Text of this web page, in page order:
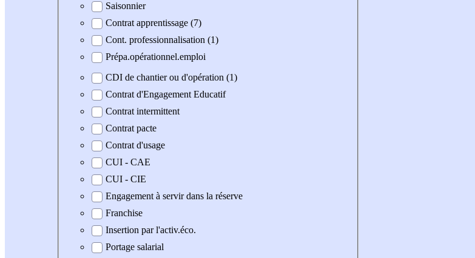
Saisonnier
Contrat apprentissage (7)
Cont. professionnalisation (1)
Prépa.opérationnel.emploi
CDI de chantier ou d'opération (1)
Contrat d'Engagement Educatif
Contrat intermittent
Contrat pacte
Contrat d'usage
CUI - CAE
CUI - CIE
Engagement à servir dans la réserve
Franchise
Insertion par l'activ.éco.
Portage salarial